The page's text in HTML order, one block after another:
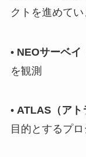
クトを進めてい
• NEOサーベイ
を観測
• ATLAS（アト
目的とするプロ